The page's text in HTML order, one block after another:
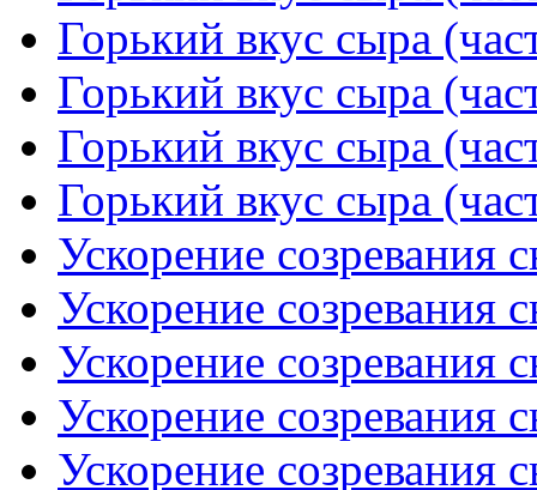
Горький вкус сыра
Горький вкус сыра
Горький вкус сыра
Горький вкус сыра
Ускорение созревания
Ускорение созревания
Ускорение созревания
Ускорение созревания
Ускорение созревания